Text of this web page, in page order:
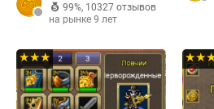
99%, 10327 отзывов
на рынке 9 лет
★★★